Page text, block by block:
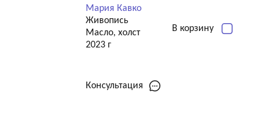
Мария Кавко
Живопись
Масло, холст
2023 г
В корзину
Консультация